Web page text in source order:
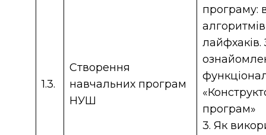
1.3.
Створення
навчальних програм
НУШ
програму:
лайфхаків.
програм»
3. Як